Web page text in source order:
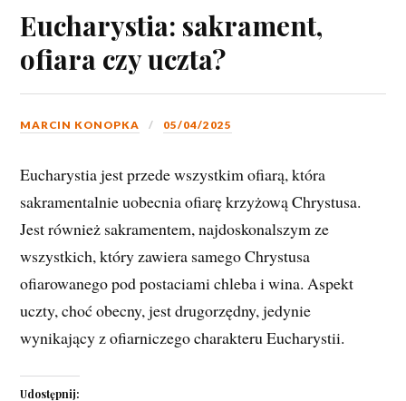
Eucharystia: sakrament,
ofiara czy uczta?
MARCIN KONOPKA 05/04/2025
Eucharystia jest przede wszystkim ofiarą, która
sakramentalnie uobecnia ofiarę krzyżową Chrystusa.
Jest również sakramentem, najdoskonalszym ze
wszystkich, który zawiera samego Chrystusa
ofiarowanego pod postaciami chleba i wina. Aspekt
uczty, choć obecny, jest drugorzędny, jedynie
wynikający z ofiarniczego charakteru Eucharystii.
Udostępnij: